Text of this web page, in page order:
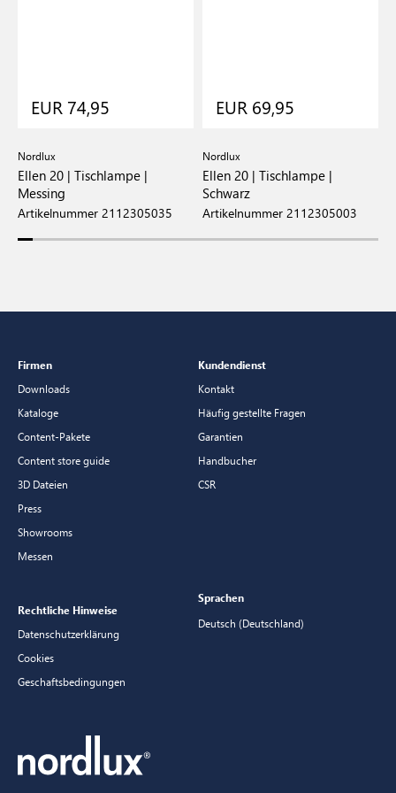
EUR 74,95
Nordlux
Ellen 20 | Tischlampe |
Messing
Artikelnummer 2112305035
EUR 69,95
Nordlux
Ellen 20 | Tischlampe |
Schwarz
Artikelnummer 2112305003
Firmen
Downloads
Kataloge
Content-Pakete
Content store guide
3D Dateien
Press
Showrooms
Messen
Kundendienst
Kontakt
Häufig gestellte Fragen
Garantien
Handbucher
CSR
Rechtliche Hinweise
Datenschutzerklärung
Cookies
Geschaftsbedingungen
Sprachen
Deutsch (Deutschland)